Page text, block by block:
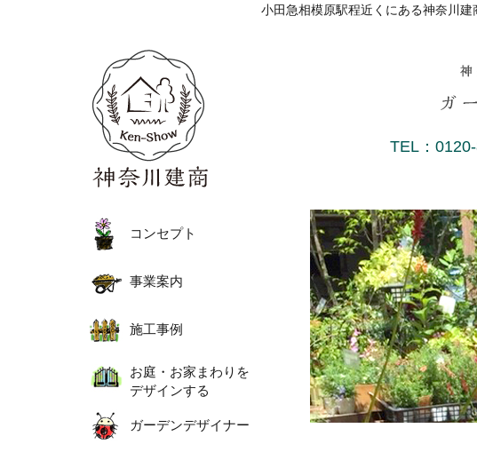
小田急相模原駅程近くにある神奈川
TEL：
コンセプト
事業案内
施工事例
お庭・お家まわりを
デザインする
ガーデンデザイナー